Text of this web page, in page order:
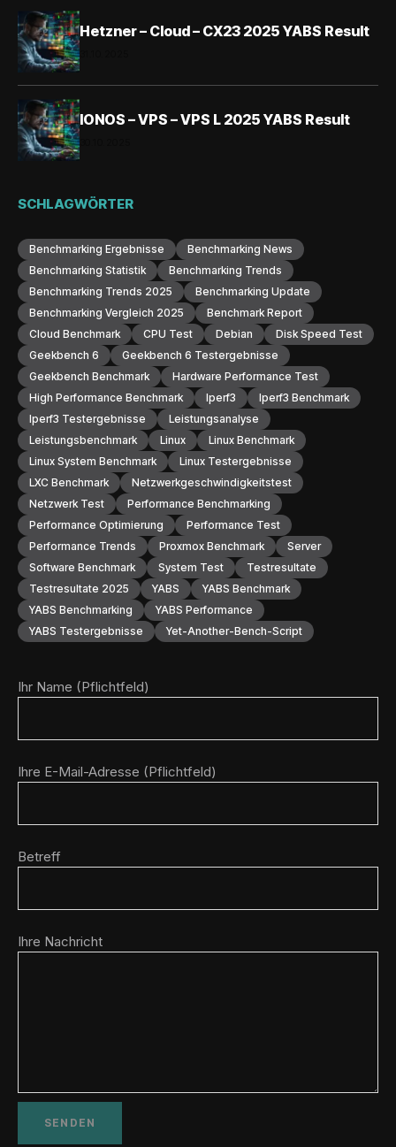
Hetzner – Cloud – CX23 2025 YABS Result
IONOS – VPS – VPS L 2025 YABS Result
SCHLAGWÖRTER
Benchmarking Ergebnisse
Benchmarking News
Benchmarking Statistik
Benchmarking Trends
Benchmarking Trends 2025
Benchmarking Update
Benchmarking Vergleich 2025
Benchmark Report
Cloud Benchmark
CPU Test Debian
Disk Speed Test
Geekbench 6
Geekbench 6 Testergebnisse
Geekbench Benchmark
Hardware Performance Test
High Performance Benchmark
Iperf3
Iperf3 Benchmark
Iperf3 Testergebnisse
Leistungsanalyse
Leistungsbenchmark
Linux
Linux Benchmark
Linux System Benchmark
Linux Testergebnisse
LXC Benchmark
Netzwerkgeschwindigkeitstest
Netzwerk Test
Performance Benchmarking
Performance Optimierung
Performance Test
Performance Trends
Proxmox Benchmark
Server
Software Benchmark
System Test
Testresultate
Testresultate 2025
YABS
YABS Benchmark
YABS Benchmarking
YABS Performance
YABS Testergebnisse
Yet-Another-Bench-Script
Ihr Name (Pflichtfeld)
Ihre E-Mail-Adresse (Pflichtfeld)
Betreff
Ihre Nachricht